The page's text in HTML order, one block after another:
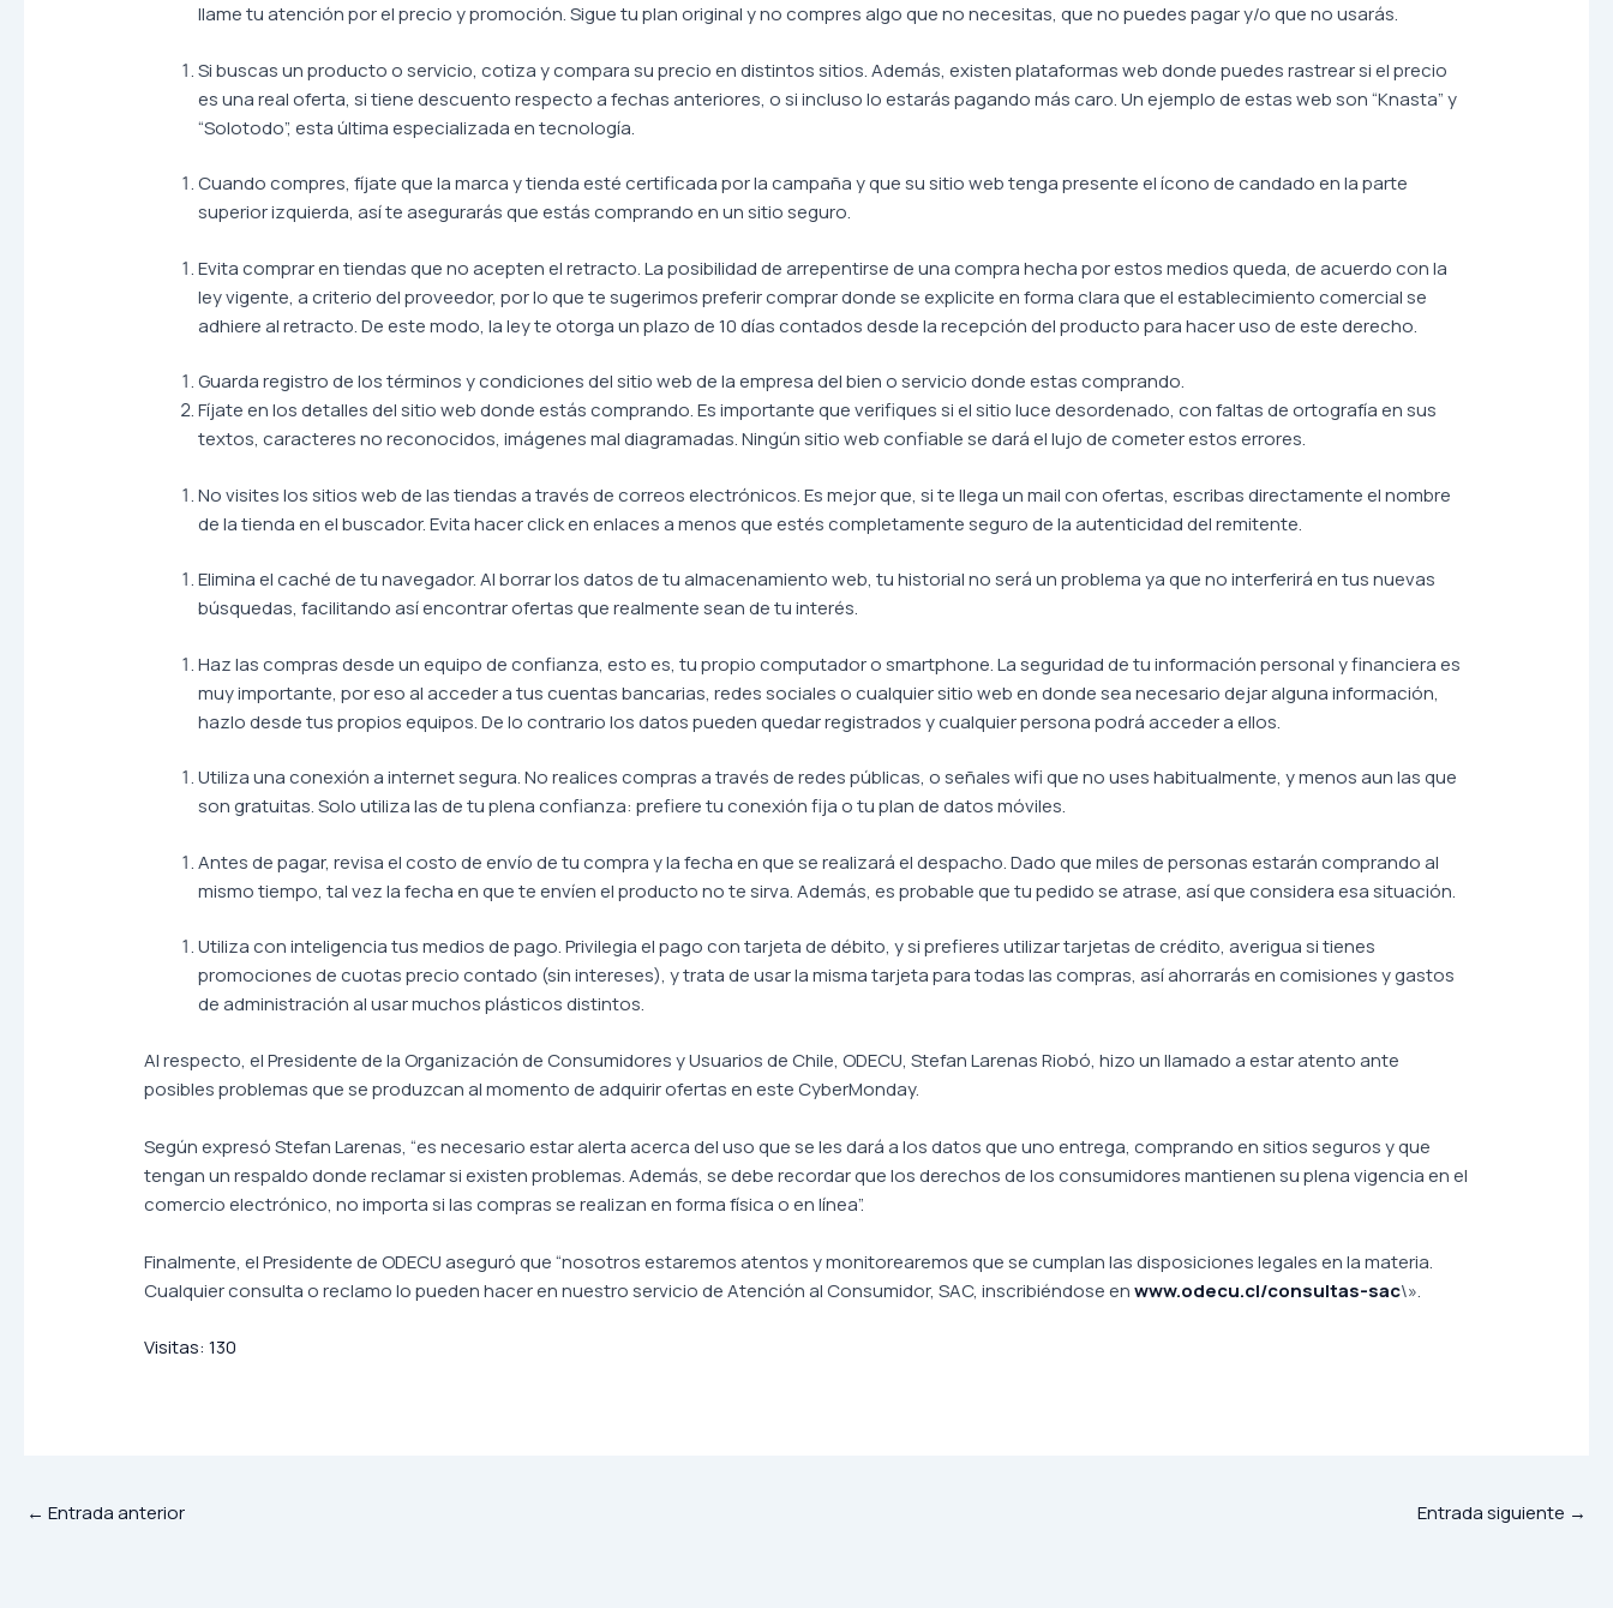
llame tu atención por el precio y promoción. Sigue tu plan original y no compres algo que no necesitas, que no puedes pagar y/o que no usarás.
Si buscas un producto o servicio, cotiza y compara su precio en distintos sitios. Además, existen plataformas web donde puedes rastrear si el precio
es una real oferta, si tiene descuento respecto a fechas anteriores, o si incluso lo estarás pagando más caro. Un ejemplo de estas web son “Knasta” y
“Solotodo”, esta última especializada en tecnología.
Cuando compres, fíjate que la marca y tienda esté certificada por la campaña y que su sitio web tenga presente el ícono de candado en la parte
superior izquierda, así te asegurarás que estás comprando en un sitio seguro.
Evita comprar en tiendas que no acepten el retracto. La posibilidad de arrepentirse de una compra hecha por estos medios queda, de acuerdo con la
ley vigente, a criterio del proveedor, por lo que te sugerimos preferir comprar donde se explicite en forma clara que el establecimiento comercial se
adhiere al retracto. De este modo, la ley te otorga un plazo de 10 días contados desde la recepción del producto para hacer uso de este derecho.
Guarda registro de los términos y condiciones del sitio web de la empresa del bien o servicio donde estas comprando.
Fíjate en los detalles del sitio web donde estás comprando. Es importante que verifiques si el sitio luce desordenado, con faltas de ortografía en sus
textos, caracteres no reconocidos, imágenes mal diagramadas. Ningún sitio web confiable se dará el lujo de cometer estos errores.
No visites los sitios web de las tiendas a través de correos electrónicos. Es mejor que, si te llega un mail con ofertas, escribas directamente el nombre
de la tienda en el buscador. Evita hacer click en enlaces a menos que estés completamente seguro de la autenticidad del remitente.
Elimina el caché de tu navegador. Al borrar los datos de tu almacenamiento web, tu historial no será un problema ya que no interferirá en tus nuevas
búsquedas, facilitando así encontrar ofertas que realmente sean de tu interés.
Haz las compras desde un equipo de confianza, esto es, tu propio computador o smartphone. La seguridad de tu información personal y financiera es
muy importante, por eso al acceder a tus cuentas bancarias, redes sociales o cualquier sitio web en donde sea necesario dejar alguna información,
hazlo desde tus propios equipos. De lo contrario los datos pueden quedar registrados y cualquier persona podrá acceder a ellos.
Utiliza una conexión a internet segura. No realices compras a través de redes públicas, o señales wifi que no uses habitualmente, y menos aun las que
son gratuitas. Solo utiliza las de tu plena confianza: prefiere tu conexión fija o tu plan de datos móviles.
Antes de pagar, revisa el costo de envío de tu compra y la fecha en que se realizará el despacho. Dado que miles de personas estarán comprando al
mismo tiempo, tal vez la fecha en que te envíen el producto no te sirva. Además, es probable que tu pedido se atrase, así que considera esa situación.
Utiliza con inteligencia tus medios de pago. Privilegia el pago con tarjeta de débito, y si prefieres utilizar tarjetas de crédito, averigua si tienes
promociones de cuotas precio contado (sin intereses), y trata de usar la misma tarjeta para todas las compras, así ahorrarás en comisiones y gastos
de administración al usar muchos plásticos distintos.
Al respecto, el Presidente de la Organización de Consumidores y Usuarios de Chile, ODECU, Stefan Larenas Riobó, hizo un llamado a estar atento ante
posibles problemas que se produzcan al momento de adquirir ofertas en este CyberMonday.
Según expresó Stefan Larenas, “es necesario estar alerta acerca del uso que se les dará a los datos que uno entrega, comprando en sitios seguros y que
tengan un respaldo donde reclamar si existen problemas. Además, se debe recordar que los derechos de los consumidores mantienen su plena vigencia en el
comercio electrónico, no importa si las compras se realizan en forma física o en línea”.
Finalmente, el Presidente de ODECU aseguró que “nosotros estaremos atentos y monitorearemos que se cumplan las disposiciones legales en la materia.
Cualquier consulta o reclamo lo pueden hacer en nuestro servicio de Atención al Consumidor, SAC, inscribiéndose enwww.odecu.cl/consultas-sac\».
Visitas: 130
← Entrada anterior Entrada siguiente →